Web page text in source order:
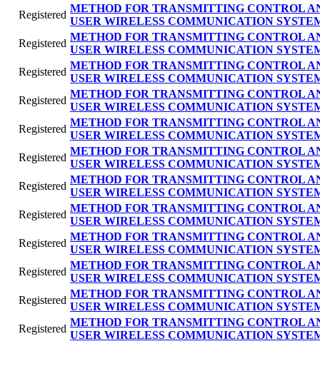
Registered
METHOD FOR TRANSMITTING CONTROL
USER WIRELESS COMMUNICATION
Registered
METHOD FOR TRANSMITTING CONTROL
USER WIRELESS COMMUNICATION
Registered
METHOD FOR TRANSMITTING CONTROL
USER WIRELESS COMMUNICATION
Registered
METHOD FOR TRANSMITTING CONTROL
USER WIRELESS COMMUNICATION
Registered
METHOD FOR TRANSMITTING CONTROL
USER WIRELESS COMMUNICATION
Registered
METHOD FOR TRANSMITTING CONTROL
USER WIRELESS COMMUNICATION
Registered
METHOD FOR TRANSMITTING CONTROL
USER WIRELESS COMMUNICATION
Registered
METHOD FOR TRANSMITTING CONTROL
USER WIRELESS COMMUNICATION
Registered
METHOD FOR TRANSMITTING CONTROL
USER WIRELESS COMMUNICATION
Registered
METHOD FOR TRANSMITTING CONTROL
USER WIRELESS COMMUNICATION
Registered
METHOD FOR TRANSMITTING CONTROL
USER WIRELESS COMMUNICATION
Registered
METHOD FOR TRANSMITTING CONTROL
USER WIRELESS COMMUNICATION